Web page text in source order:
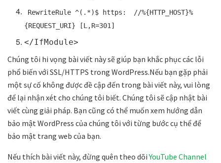
RewriteRule ^(.*)$ https:
//%{HTTP_HOST}%
{REQUEST_URI} [L,R=301]
</IfModule>
Chúng tôi hi vọng bài viết này sẽ giúp bạn khắc phục các lỗi
phổ biến với SSL/HTTPS trong WordPress.Nếu bạn gặp phải
một sự cố không được đề cập đến trong bài viết này, vui lòng
để lại nhận xét cho chúng tôi biết. Chúng tôi sẽ cập nhật bài
viết cùng giải pháp. Bạn cũng có thể muốn xem hướng dẫn
bảo mật WordPress của chúng tôi với từng bước cụ thể để
bảo mật trang web của bạn.
Nếu thích bài viết này, đừng quên theo dõiYouTube Channel